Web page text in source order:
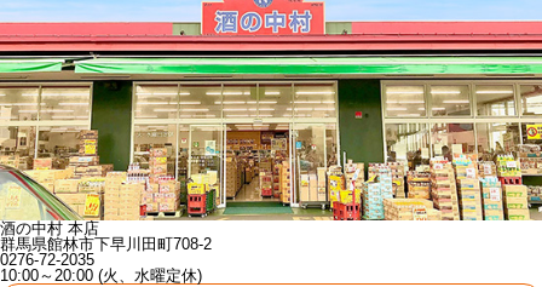
酒の中村 本店
群馬県館林市下早川田町708-2
0276-72-2035
10:00～20:00 (火、水曜定休)